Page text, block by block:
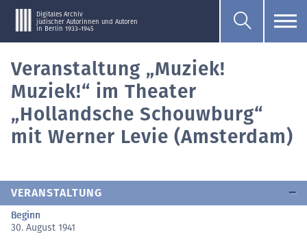
Digitales Archiv
jüdischer Autorinnen und Autoren
in Berlin 1933–1945
Veranstaltung „Muziek!
Muziek!“ im Theater
„Hollandsche Schouwburg“
mit Werner Levie (Amsterdam)
VERANSTALTUNG
Beginn
30. August 1941